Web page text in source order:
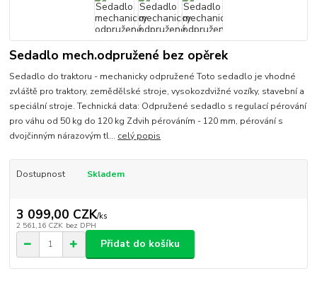
Sedadlo mech.odpružené bez opěrek
Sedadlo do traktoru - mechanicky odpružené Toto sedadlo je vhodné
zvláště pro traktory, zemědělské stroje, vysokozdvižné vozíky, stavební a
speciální stroje. Technická data: Odpružené sedadlo s regulací pérování
pro váhu od 50 kg do 120 kg Zdvih pérováním - 120 mm, pérování s
dvojčinným nárazovým tl... celý popis
Dostupnost Skladem
3 099,00 CZK/ks
2 561,16 CZK bez DPH
Přidat do košíku